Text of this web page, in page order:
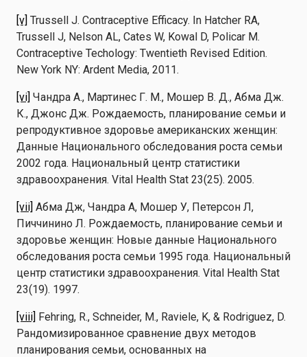
[v] Trussell J. Contraceptive Efficacy. In Hatcher RA,
Trussell J, Nelson AL, Cates W, Kowal D, Policar M.
Contraceptive Techology: Twentieth Revised Edition.
New York NY: Ardent Media, 2011.
[vi] Чандра А., Мартинес Г. М., Мошер В. Д., Абма Дж.
К., Джонс Дж. Рождаемость, планирование семьи и
репродуктивное здоровье американских женщин:
Данные Национального обследования роста семьи
2002 года. Национальный центр статистики
здравоохранения. Vital Health Stat 23(25). 2005.
[vii] Абма Дж, Чандра А, Мошер У, Петерсон Л,
Пиччинино Л. Рождаемость, планирование семьи и
здоровье женщин: Новые данные Национального
обследования роста семьи 1995 года. Национальный
центр статистики здравоохранения. Vital Health Stat
23(19). 1997.
[viii] Fehring, R., Schneider, M., Raviele, K, & Rodriguez, D.
Рандомизированное сравнение двух методов
планирования семьи, основанных на